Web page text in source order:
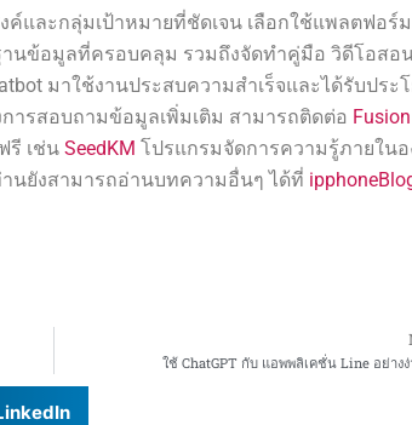
และกลุ่มเป้าหมายที่ชัดเจน เลือกใช้แพลตฟอร์
นข้อมูลที่ครอบคลุม รวมถึงจัดทำคู่มือ วิดีโอสอ
มาใช้งานประสบความสำเร็จและได้รับประ
ารสอบถามข้อมูลเพิ่มเติม สามารถติดต่อ
รี เช่น SeedKM โปรแกรมจัดการความรู้ภายใน
นยังสามารถอ่านบทความอื่นๆ ได้ที่
ใช้ ChatGPT กับ แอพพลิเคชั่น Line อย่าง